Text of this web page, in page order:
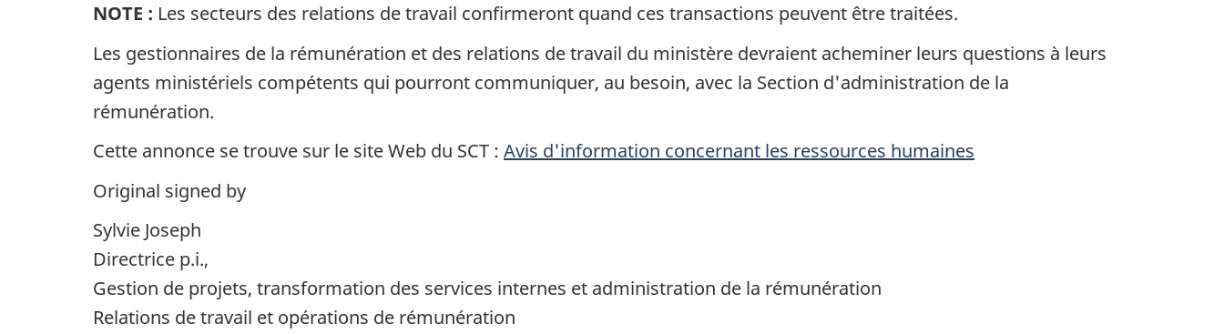
NOTE : Les secteurs des relations de travail confirmeront quand ces transactions peuvent être traitées.
Les gestionnaires de la rémunération et des relations de travail du ministère devraient acheminer leurs questions à leurs
agents ministériels compétents qui pourront communiquer, au besoin, avec la Section d'administration de la
rémunération.
Cette annonce se trouve sur le site Web du SCT : Avis d'information concernant les ressources humaines
Original signed by
Sylvie Joseph
Directrice p.i.,
Gestion de projets, transformation des services internes et administration de la rémunération
Relations de travail et opérations de rémunération